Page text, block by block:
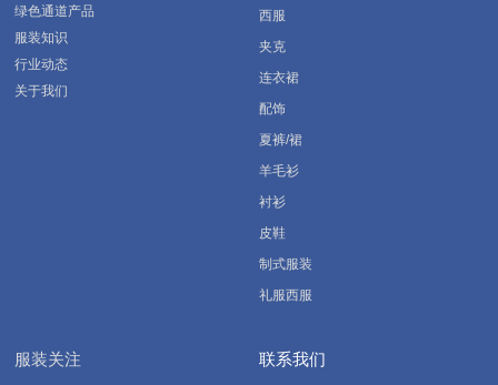
绿色通道产品
服装知识
行业动态
关于我们
西服
夹克
连衣裙
配饰
夏裤/裙
羊毛衫
衬衫
皮鞋
制式服装
礼服西服
服装关注 联系我们